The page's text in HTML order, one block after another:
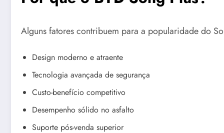
Alguns fatores contribuem para a popularidade do
Design moderno e atraente
Tecnologia avançada de segurança
Custo-benefício competitivo
Desempenho sólido no asfalto
Suporte pós-venda superior